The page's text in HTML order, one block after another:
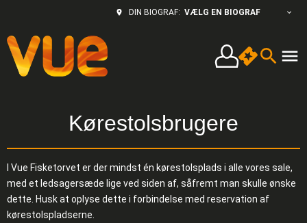
DIN BIOGRAF: VÆLG EN BIOGRAF
Kørestolsbrugere
I Vue Fisketorvet er der mindst én kørestolsplads i alle vores sale,
med et ledsagersæde lige ved siden af, såfremt man skulle ønske
dette. Husk at oplyse dette i forbindelse med reservation af
kørestolspladserne.